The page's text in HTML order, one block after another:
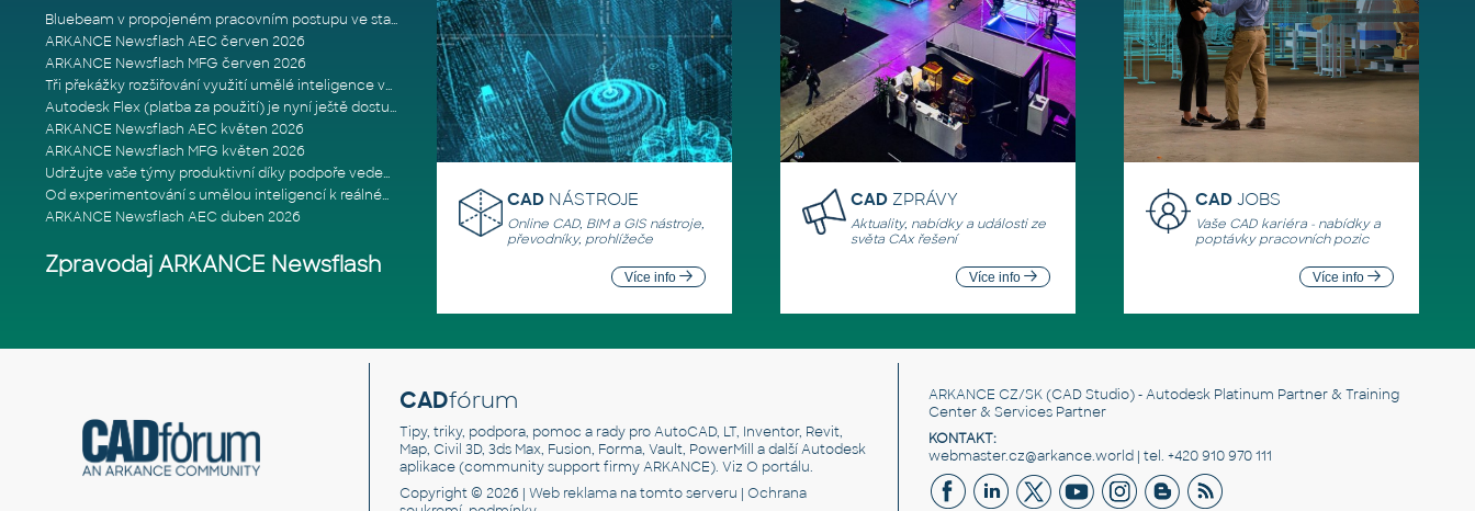
Bluebeam v propojeném pracovním postupu ve stavebnictví: Proč je int
ARKANCE Newsflash AEC červen 2026
ARKANCE Newsflash MFG červen 2026
Tři překážky rozšiřování využití umělé inteligence ve stavebním prům
Autodesk Flex (platba za použití) je nyní ještě dostupnější
ARKANCE Newsflash AEC květen 2026
ARKANCE Newsflash MFG květen 2026
Udržujte vaše týmy produktivní díky podpoře vedené odborníky
Od experimentování s umělou inteligencí k reálnému dopadu na podniká
ARKANCE Newsflash AEC duben 2026
Zpravodaj ARKANCE Newsflash
CAD NÁSTROJE
Online CAD, BIM a GIS nástroje,
převodníky, prohlížeče
Více info
CAD ZPRÁVY
Aktuality, nabídky a události ze
světa CAx řešení
Více info
CADJOBS
Vaše CAD kariéra - nabídky a
poptávky pracovních pozic
Více info
CADfórum
Tipy, triky, podpora, pomoc a rady pro AutoCAD, LT, Inventor, Revit,
Map, Civil 3D, 3ds Max, Fusion, Forma, Vault, PowerMill a další Autodesk
aplikace (community support firmy ARKANCE). Viz O portálu.
Copyright © 2026 | Web reklamana tomto serveru | Ochrana
ARKANCE CZ/SK(CAD Studio) - Autodesk Platinum Partner & Training
Center & Services Partner
KONTAKT:
webmaster.cz@arkance.world | tel. +420 910 970 111